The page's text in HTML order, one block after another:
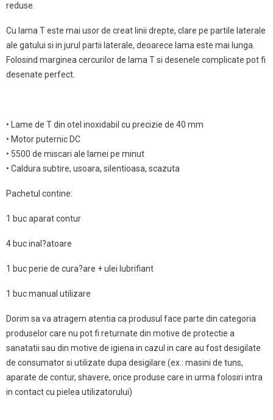
reduse.
Cu lama T este mai usor de creat linii drepte, clare pe partile laterale
ale gatului si in jurul partii laterale, deoarece lama este mai lunga.
Folosind marginea cercurilor de lama T si desenele complicate pot fi
desenate perfect.
• Lame de T din otel inoxidabil cu precizie de 40 mm
• Motor puternic DC
• 5500 de miscari ale lamei pe minut
• Caldura subtire, usoara, silentioasa, scazuta
Pachetul contine:
1 buc aparat contur
4 buc inal?atoare
1 buc perie de cura?are + ulei lubrifiant
1 buc manual utilizare
Dorim sa va atragem atentia ca produsul face parte din categoria
produselor care nu pot fi returnate din motive de protectie a
sanatatii sau din motive de igiena in cazul in care au fost desigilate
de consumator si utilizate dupa desigilare (ex.: masini de tuns,
aparate de contur, shavere, orice produse care in urma folosiri intra
in contact cu pielea utilizatorului)